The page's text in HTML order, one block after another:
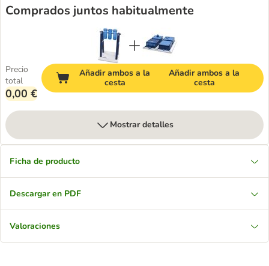
Comprados juntos habitualmente
Precio
total
0,00 €
Añadir ambos a la
cesta
Añadir ambos a la
cesta
Mostrar detalles
Ficha de producto
Descargar en PDF
Valoraciones